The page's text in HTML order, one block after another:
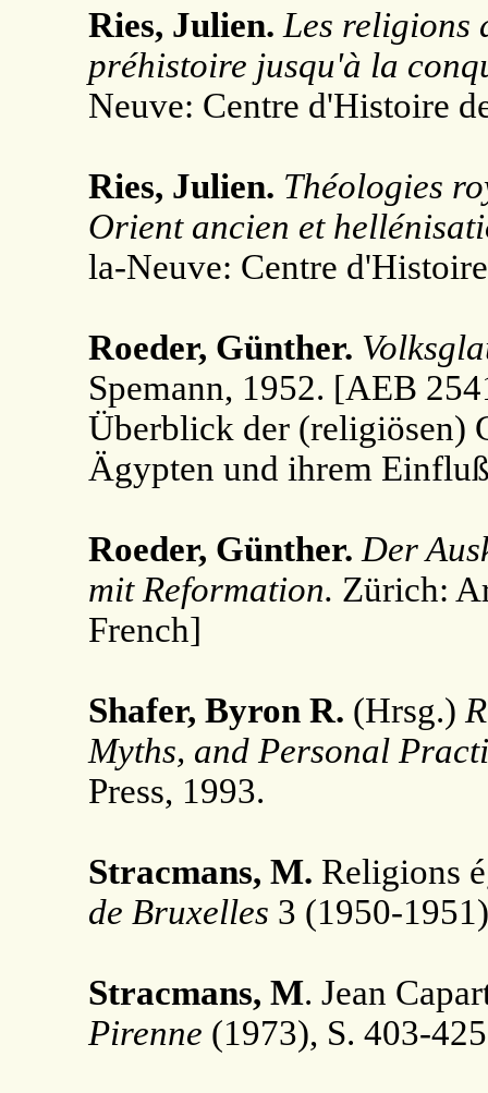
Ries, Julien. Les religions
préhistoire jusqu'à la
Neuve: Centre d'Histoire
Ries, Julien. Théologies
Orient ancien et
la-Neuve: Centre
Roeder, Günther.
Spemann, 1952. [AEB
Überblick der (religiösen)
Ägypten und ihrem
Roeder, Günther. Der
mit Reformation. Zürich:
French]
Shafer, Byron R. (Hrsg.)
Myths, and Personal
Press, 1993.
Stracmans, M. Religions
de Bruxelles 3 (1950-
Stracmans, M. Jean
Pirenne (1973), S. 403-